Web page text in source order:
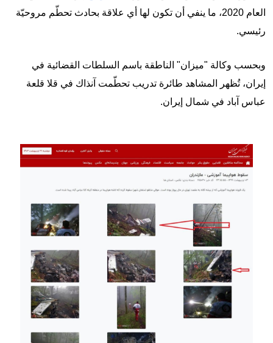
العام 2020، ما ينفي أن تكون لها أي علاقة بحادث تحطّم مروحيّة
رئيسي.
وبحسب وكالة "ميزان" الناطقة باسم السلطات القضائية في
إيران، تُظهر المشاهد طائرة تدريب تحطّمت آنذاك في قلا قلعة
عباس آباد في شمال إيران.
Image